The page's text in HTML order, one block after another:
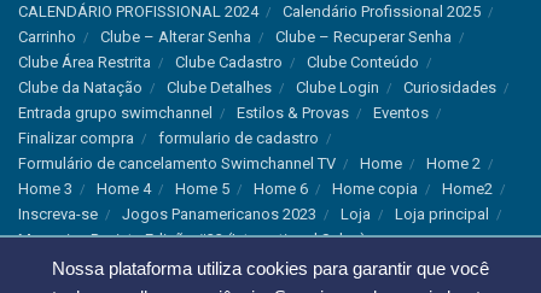
Nossa plataforma utiliza cookies para garantir que você
CALENDÁRIO PROFISSIONAL 2024
Calendário Profissional 2025
Carrinho
Clube – Alterar Senha
Clube – Recuperar Senha
Clube Área Restrita
Clube Cadastro
Clube Conteúdo
Clube da Natação
Clube Detalhes Clube Login
Curiosidades
Entrada grupo swimchannel
Estilos & Provas
Eventos
Finalizar compra
formulario de cadastro
Formulário de cancelamento Swimchannel TV
Home
Home 2
Home 3
Home 4 Home 5 Home 6 Home copia
Home2
Inscreva-se
Jogos Panamericanos 2023 Loja
Loja principal
Magazine Revista Edição #33 (International Sales)
Magazine Swimchannel (International Sale)
Marcas